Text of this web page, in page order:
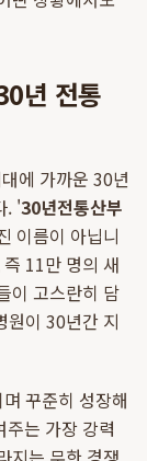
년 전통
에 가까운 30년
. '30년전통산부
이름이 아닙니
11만 명의 새
이 고스란히 담
원이 30년간 지
꾸준히 성장해
는 가장 강력